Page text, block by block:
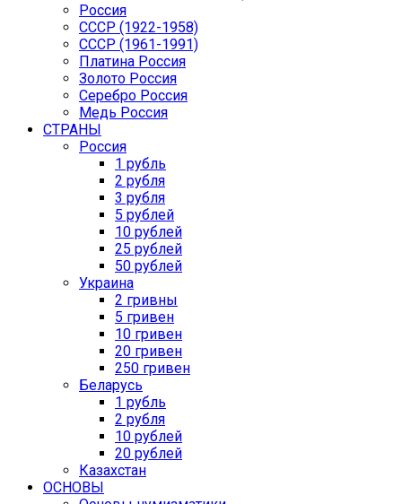
Россия
СССР (1922-1958)
CCCР (1961-1991)
Платина Россия
Золото Россия
Серебро Россия
Медь Россия
СТРАНЫ
Россия
1 рубль
2 рубля
3 рубля
5 рублей
10 рублей
25 рублей
50 рублей
Украина
2 гривны
5 гривен
10 гривен
20 гривен
250 гривен
Беларусь
1 рубль
2 рубля
10 рублей
20 рублей
Казахстан
ОСНОВЫ